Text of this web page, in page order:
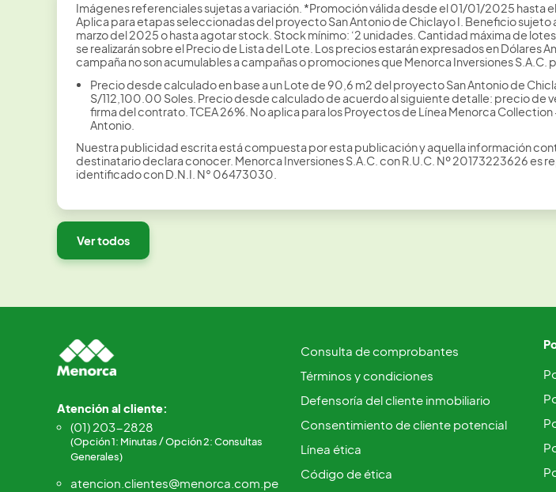
Imágenes referenciales sujetas a variación. *Promoción válida desde el 01/01/2025 hasta
Aplica para etapas seleccionadas del proyecto San Antonio de Chiclayo I. Beneficio
marzo del 2025 o hasta agotar stock. Stock mínimo: ‘2 unidades. Cantidad máxima de
se realizarán sobre el Precio de Lista del Lote. Los precios estarán expresados en
campaña no son acumulables a campañas o promociones que Menorca Inversiones
Precio desde calculado en base a un Lote de 90,6 m2 del proyecto San Antonio de
S/112,100.00 Soles. Precio desde calculado de acuerdo al siguiente detalle: precio
firma del contrato. TCEA 26%. No aplica para los Proyectos de Línea Menorca
Antonio.
Nuestra publicidad escrita está compuesta por esta publicación y aquella información
destinatario declara conocer. Menorca Inversiones S.A.C. con R.U.C. Nº 20173223626 es
identificado con D.N.I. N° 06473030.
Ver todos
Atención al cliente:
(01) 203-2828
(Opción 1: Minutas / Opción 2: Consultas
Generales)
atencion.clientes@menorca.com.pe
Consulta de comprobantes
Términos y condiciones
Defensoría del cliente inmobiliario
Consentimiento de cliente potencial
Línea ética
Código de ética